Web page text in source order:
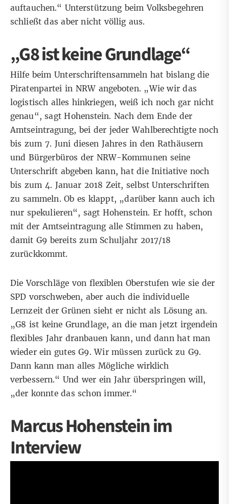
auftauchen.“ Unterstützung beim Volksbegehren
schließt das aber nicht völlig aus.
„G8 ist keine Grundlage“
Hilfe beim Unterschriftensammeln hat bislang die
Piratenpartei in NRW angeboten. „Wie wir das
logistisch alles hinkriegen, weiß ich noch gar nicht
genau“, sagt Hohenstein. Nach dem Ende der
Amtseintragung, bei der jeder Wahlberechtigte noch
bis zum 7. Juni diesen Jahres in den Rathäusern
und Bürgerbüros der NRW-Kommunen seine
Unterschrift abgeben kann, hat die Initiative noch
bis zum 4. Januar 2018 Zeit, selbst Unterschriften
zu sammeln. Ob es klappt, „darüber kann auch ich
nur spekulieren“, sagt Hohenstein. Er hofft, schon
mit der Amtseintragung alle Stimmen zu haben,
damit G9 bereits zum Schuljahr 2017/18
zurückkommt.
Die Vorschläge von flexiblen Oberstufen wie sie der
SPD vorschweben, aber auch die individuelle
Lernzeit der Grünen sieht er nicht als Lösung an.
„G8 ist keine Grundlage, an die man jetzt irgendein
flexibles Jahr dranbauen kann, und dann hat man
wieder ein gutes G9. Wir müssen zurück zu G9.
Dann kann man alles Mögliche wirklich
verbessern.“ Und wer ein Jahr überspringen will,
„der konnte das schon immer.“
Marcus Hohenstein im
Interview